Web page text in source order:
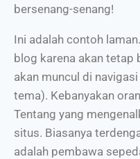
bersenang-senang!
Ini adalah contoh
blog karena akan tetap
akan muncul di
tema). Kebanyakan
Tentang yang
situs. Biasanya
adalah pembawa